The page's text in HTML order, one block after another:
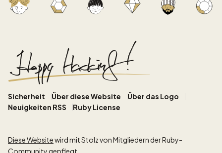
Sicherheit Über diese Website
Über das Logo
Neuigkeiten RSS
Ruby License
Diese Websitewird mit Stolz von Mitgliedern der Ruby-
Community gepflegt.